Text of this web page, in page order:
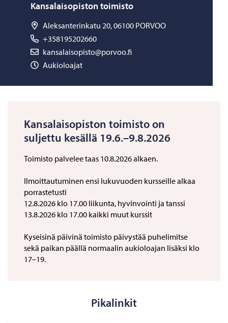
Kansalaisopiston toimisto
Aleksanterinkatu 20, 06100 PORVOO
+358195202660
kansalaisopisto@porvoo.fi
Aukioloajat
Kansalaisopiston toimisto on
suljettu kesällä 19.6.–9.8.2026
Toimisto palvelee taas 10.8.2026 alkaen.
Ilmoittautuminen ensi lukuvuoden kursseille alkaa
porrastetusti
12.8.2026 klo 17.00 liikunta, hyvinvointi ja tanssi
13.8.2026 klo 17.00 kaikki muut kurssit
Kyseisinä päivinä toimisto päivystää puhelimitse
sekä paikan päällä normaalin aukioloajan lisäksi klo
17–19.
Pikalinkit